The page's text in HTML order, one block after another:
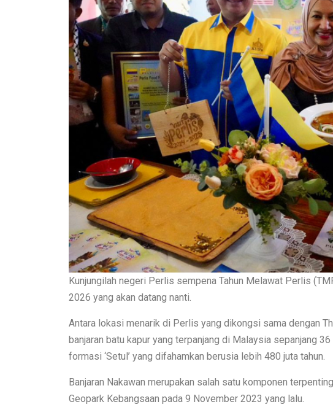
Kunjungilah negeri Perlis sempena Tahun Melawat Perlis
2026 yang akan datang nanti.
Antara lokasi menarik di Perlis yang dikongsi sama dengan
banjaran batu kapur yang terpanjang di Malaysia sepanjang
formasi ‘Setul’ yang difahamkan berusia lebih 480 juta tahun.
Banjaran Nakawan merupakan salah satu komponen
Geopark Kebangsaan pada 9 November 2023 yang lalu.